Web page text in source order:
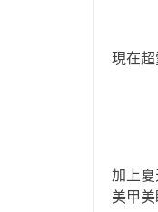
現在
加上
美甲